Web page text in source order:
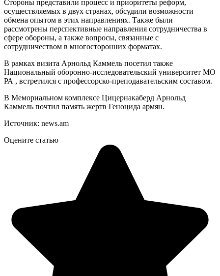
Стороны представили процесс и приоритеты реформ,
осуществляемых в двух странах, обсудили возможности
обмена опытом в этих направлениях. Также были
рассмотрены перспективные направления сотрудничества в
сфере обороны, а также вопросы, связанные с
сотрудничеством в многосторонних форматах.
В рамках визита Арнольд Каммель посетил также
Национальный оборонно-исследовательский университет МО
РА , встретился с профессорско-преподавательским составом.
В Мемориальном комплексе Цицернакаберд Арнольд
Каммель почтил память жертв Геноцида армян.
Источник: news.am
Оцените статью